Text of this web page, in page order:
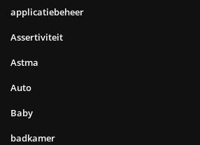
applicatiebeheer
Assertiviteit
Astma
Auto
Baby
badkamer